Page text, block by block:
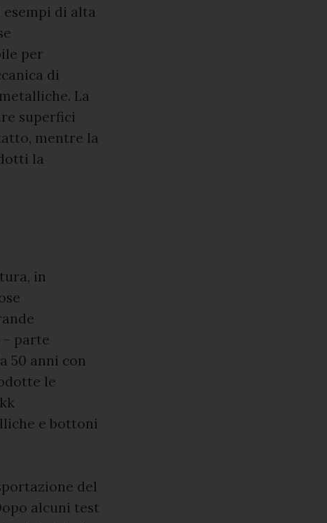
di alta
per
di
La
superfici
mentre la
la
in
parte
50 anni con
le
e bottoni
del
alcuni test